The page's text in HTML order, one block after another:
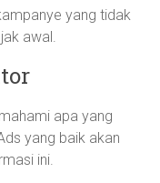
yang tidak
awal.
apa yang
yang baik akan
ini.